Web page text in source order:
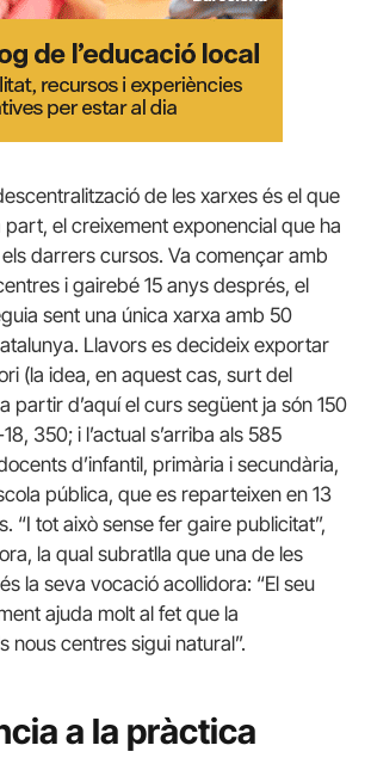
de les xarxes és el que
el creixement exponencial que ha
darrers cursos. Va començar amb
i gairebé 15 anys després, el
sent una única xarxa amb 50
Llavors es decideix exportar
(la idea, en aquest cas, surt del
partir d’aquí el curs següent ja són 150
350; i l’actual s’arriba als 585
d’infantil, primària i secundària,
pública, que es reparteixen en 13
“I tot això sense fer gaire publicitat”,
la qual subratlla que una de les
la seva vocació acollidora: “El seu
ajuda molt al fet que la
nous centres sigui natural”.
a la pràctica